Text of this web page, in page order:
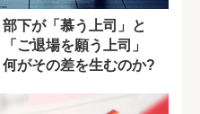
部下が「慕う上司」と
「ご退場を願う上司」
何がその差を生むのか?